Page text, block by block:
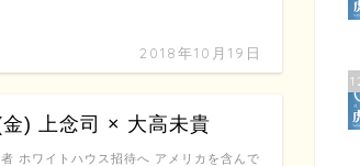
2018年10月19日
) 上念司 × 大高未貴
ホワイトハウス招待へ アメリカを含んで